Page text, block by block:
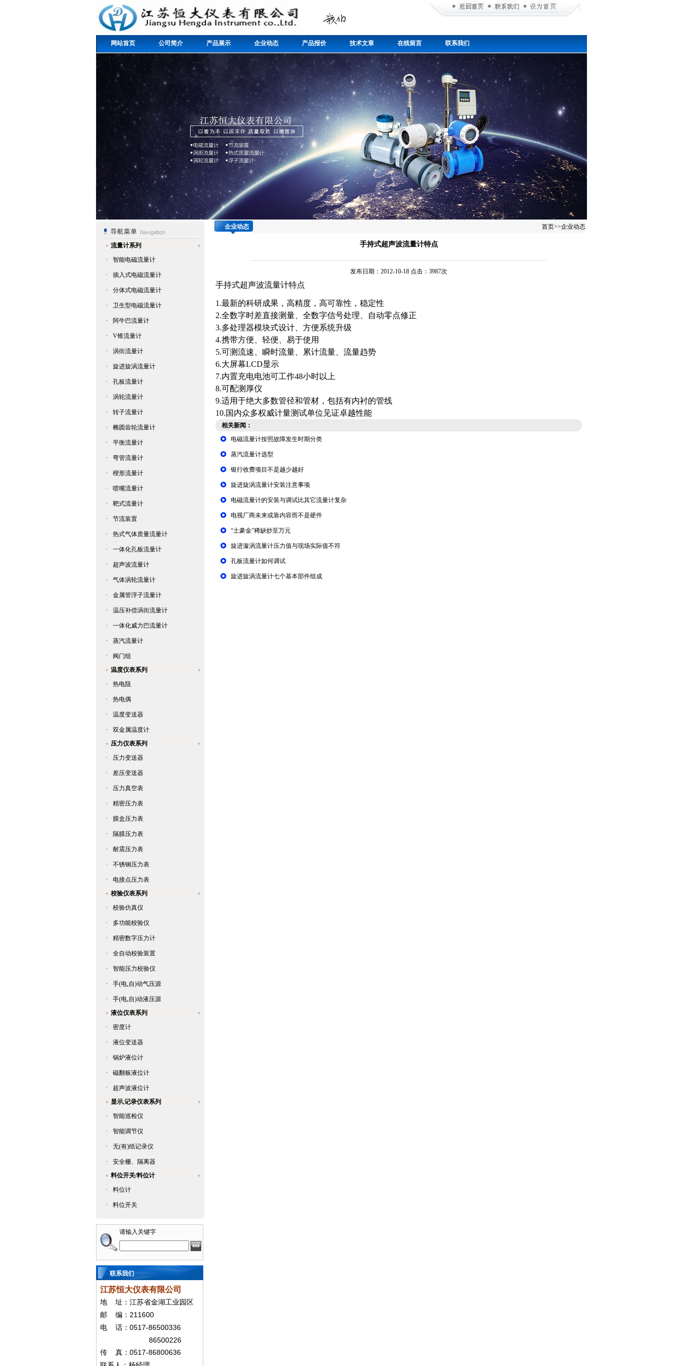
网站首页 公司简介 产品展示 企业动态 产品报价 技术文章 在线留言 联系我们
流量计系列
·
智能电磁流量计
· 插入式电磁流量计
· 分体式电磁流量计
· 卫生型电磁流量计
· 阿牛巴流量计
· V锥流量计
· 涡街流量计
· 旋进旋涡流量计
· 孔板流量计
· 涡轮流量计
· 转子流量计
· 椭圆齿轮流量计
· 平衡流量计
· 弯管流量计
· 楔形流量计
· 喷嘴流量计
· 靶式流量计
· 节流装置
· 热式气体质量流量计
· 一体化孔板流量计
· 超声波流量计
· 气体涡轮流量计
· 金属管浮子流量计
· 温压补偿涡街流量计
· 一体化威力巴流量计
· 蒸汽流量计
·
阀门组
温度仪表系列
·
热电阻
· 热电偶
· 温度变送器
·
双金属温度计
压力仪表系列
·
压力变送器
· 差压变送器
· 压力真空表
· 精密压力表
· 膜盒压力表
· 隔膜压力表
· 耐震压力表
· 不锈钢压力表
·
电接点压力表
校验仪表系列
·
校验仿真仪
· 多功能校验仪
· 精密数字压力计
· 全自动校验装置
· 智能压力校验仪
· 手(电,自)动气压源
·
手(电,自)动液压源
液位仪表系列
·
密度计
· 液位变送器
· 锅炉液位计
· 磁翻板液位计
·
超声波液位计
显示,记录仪表系列
·
智能巡检仪
· 智能调节仪
· 无(有)纸记录仪
·
安全栅、隔离器
料位开关/料位计
·
料位计
· 料位开关
请输入关键字
联系我们
江苏恒大仪表有限公司
地
址：江苏省金湖工业园区
邮
编： 211600
电 话： 0517-86500336
86500226
传 真： 0517-86800636
企业动态 首页>>企业动态
手持式超声波流量计特点
发布日期：2012-10-18 点击：3987次
手持式超声波流量计特点
1.最新的科研成果，高精度，高可靠性，稳定性
2.全数字时差直接测量、全数字信号处理、自动零点修正
3.多处理器模块式设计、方便系统升级
4.携带方便、轻便、易于使用
5.可测流速、瞬时流量、累计流量、流量趋势
6.大屏幕LCD显示
7.内置充电电池可工作48小时以上
8.可配测厚仪
9.适用于绝大多数管径和管材，包括有内衬的管线
10.国内众多权威计量测试单位见证卓越性能
相关新闻：
电磁流量计按照故障发生时期分类
蒸汽流量计选型
银行收费项目不是越少越好
旋进旋涡流量计安装注意事项
电磁流量计的安装与调试比其它流量计复杂
电视厂商未来或靠内容而不是硬件
“土豪金”稀缺炒至万元
旋进漩涡流量计压力值与现场实际值不符
孔板流量计如何调试
旋进旋涡流量计七个基本部件组成